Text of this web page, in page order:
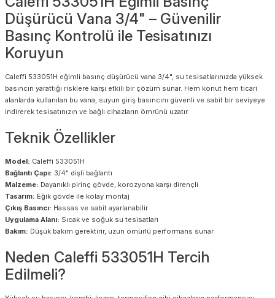
Düşürücü Vana 3/4" – Güvenilir
Basınç Kontrolü ile Tesisatınızı
Koruyun
Caleffi 533051H eğimli basınç düşürücü vana 3/4", su tesisatlarınızda yüksek
basıncın yarattığı risklere karşı etkili bir çözüm sunar. Hem konut hem ticari
alanlarda kullanılan bu vana, suyun giriş basıncını güvenli ve sabit bir seviyeye
indirerek tesisatınızın ve bağlı cihazların ömrünü uzatır.
Teknik Özellikler
Model: Caleffi 533051H
Bağlantı Çapı: 3/4" dişli bağlantı
Malzeme: Dayanıklı pirinç gövde, korozyona karşı dirençli
Tasarım: Eğik gövde ile kolay montaj
Çıkış Basıncı: Hassas ve sabit ayarlanabilir
Uygulama Alanı: Sıcak ve soğuk su tesisatları
Bakım: Düşük bakım gerektirir, uzun ömürlü performans sunar
Neden Caleffi 533051H Tercih
Edilmeli?